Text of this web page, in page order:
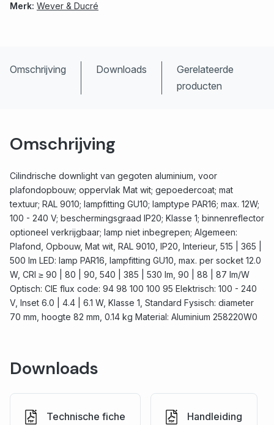
Merk: Wever & Ducré
Omschrijving Downloads
Gerelateerde
producten
Omschrijving
Cilindrische downlight van gegoten aluminium, voor
plafondopbouw; oppervlak Mat wit; gepoedercoat; mat
textuur; RAL 9010; lampfitting GU10; lamptype PAR16; max. 12W;
100 - 240 V; beschermingsgraad IP20; Klasse 1; binnenreflector
optioneel verkrijgbaar; lamp niet inbegrepen; Algemeen:
Plafond, Opbouw, Mat wit, RAL 9010, IP20, Interieur, 515 | 365 |
500 lm LED: lamp PAR16, lampfitting GU10, max. per socket 12.0
W, CRI ≥ 90 | 80 | 90, 540 | 385 | 530 lm, 90 | 88 | 87 lm/W
Optisch: CIE flux code: 94 98 100 100 95 Elektrisch: 100 - 240
V, Inset 6.0 | 4.4 | 6.1 W, Klasse 1, Standard Fysisch: diameter
70 mm, hoogte 82 mm, 0.14 kg Material: Aluminium 258220W0
Downloads
Technische fiche Handleiding